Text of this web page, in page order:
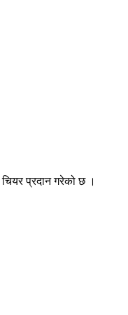
प्रदान गरेको छ ।